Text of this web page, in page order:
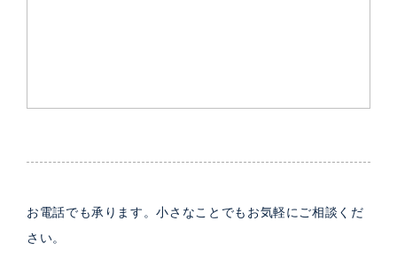
お電話でも承ります。小さなことでもお気軽にご相談くだ
さい。